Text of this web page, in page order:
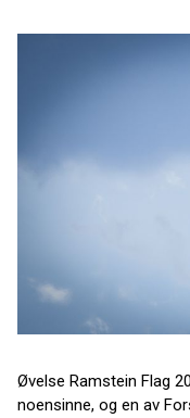
Øvelse Ramstein Flag
noensinne, og en av